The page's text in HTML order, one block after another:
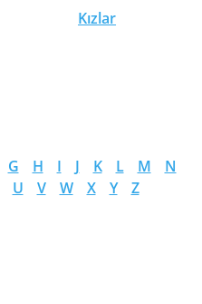
Kızlar
G H I J K L M
N
U V W X Y Z